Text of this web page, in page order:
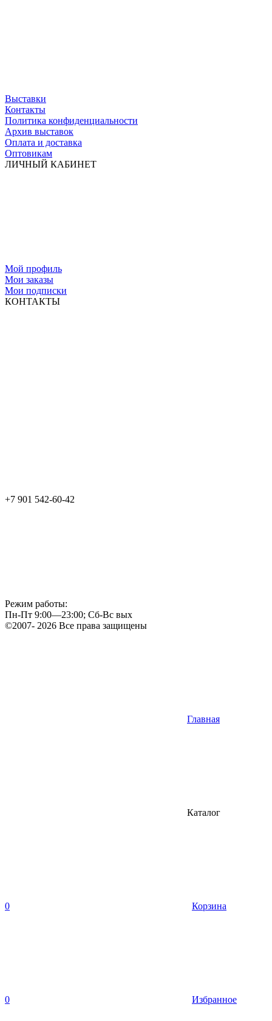
Выставки
Контакты
Политика конфиденциальности
Архив выставок
Оплата и доставка
Оптовикам
ЛИЧНЫЙ КАБИНЕТ
Мой профиль
Мои заказы
Мои подписки
КОНТАКТЫ
+7 901 542-60-42
Режим работы:
Пн-Пт 9:00—23:00; Сб-Вс вых
©2007- 2026 Все права защищены
Главная
Каталог
0 Корзина
0 Избранное